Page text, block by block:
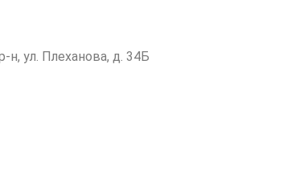
н, ул. Плеханова, д. 34Б